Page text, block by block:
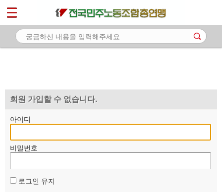
회원 가입할 수 없습니다.
아이디
비밀번호
로그인 유지
마이페이지
소개
자료
부설기관